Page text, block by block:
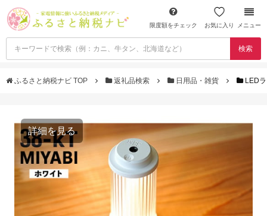
限度額をチェック お気に入り メニュー
検索
ふるさと納税ナビ TOP 返礼品検索 日用品・雑貨 LED
詳細を見る